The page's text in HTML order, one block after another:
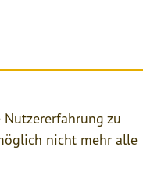
zu
nicht mehr alle